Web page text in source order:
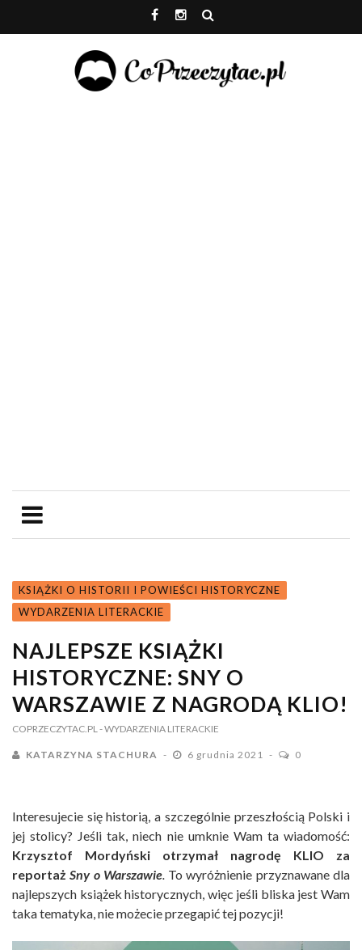
KSIĄŻKI O HISTORII I POWIEŚCI HISTORYCZNE
WYDARZENIA LITERACKIE
NAJLEPSZE KSIĄŻKI
HISTORYCZNE: SNY O
WARSZAWIE Z NAGRODĄ KLIO!
COPRZECZYTAC.PL - WYDARZENIA LITERACKIE
KATARZYNA STACHURA 6 grudnia 2021 0
Interesujecie się historią, a szczególnie przeszłością Polski i
jej stolicy? Jeśli tak, niech nie umknie Wam ta wiadomość:
Krzysztof Mordyński otrzymał nagrodę KLIO za
reportażSny o Warszawie. To wyróżnienie przyznawane dla
najlepszych książek historycznych, więc jeśli bliska jest Wam
taka tematyka, nie możecie przegapić tej pozycji!